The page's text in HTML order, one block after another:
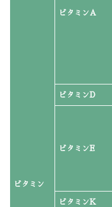
ビタミン
ビタミンA
ビタミンD
ビタミンE
ビタミンK